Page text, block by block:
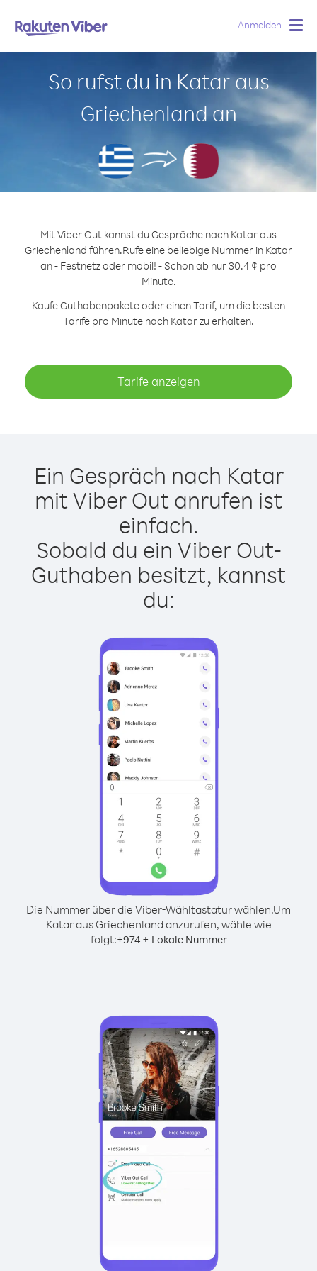
Anmelden
So rufst du in Katar aus
Griechenland an
Mit Viber Out kannst du Gespräche nach Katar aus
Griechenland führen.Rufe eine beliebige Nummer in Katar
an - Festnetz oder mobil! - Schon ab nur 30.4 ¢ pro
Minute.
Kaufe Guthabenpakete oder einen Tarif, um die besten
Tarife pro Minute nach Katar zu erhalten.
Tarife anzeigen
Ein Gespräch nach Katar
mit Viber Out anrufen ist
einfach.
Sobald du ein Viber Out-
Guthaben besitzt, kannst
du:
Die Nummer über die Viber-Wähltastatur wählen.Um
Katar aus Griechenland anzurufen, wähle wie
folgt:+974+ Lokale Nummer